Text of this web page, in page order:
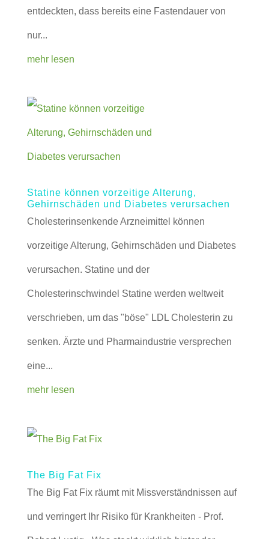
entdeckten, dass bereits eine Fastendauer von
nur...
mehr lesen
Statine können vorzeitige Alterung,
Gehirnschäden und Diabetes verursachen
Cholesterinsenkende Arzneimittel können
vorzeitige Alterung, Gehirnschäden und Diabetes
verursachen. Statine und der
Cholesterinschwindel Statine werden weltweit
verschrieben, um das "böse" LDL Cholesterin zu
senken. Ärzte und Pharmaindustrie versprechen
eine...
mehr lesen
The Big Fat Fix
The Big Fat Fix räumt mit Missverständnissen auf
und verringert Ihr Risiko für Krankheiten - Prof.